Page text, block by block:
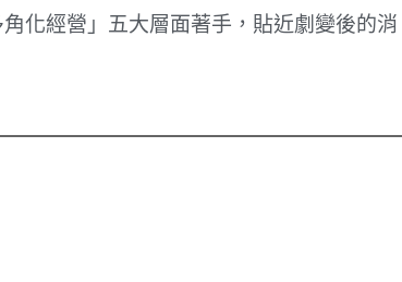
化經營」五大層面著手，貼近劇變後的消